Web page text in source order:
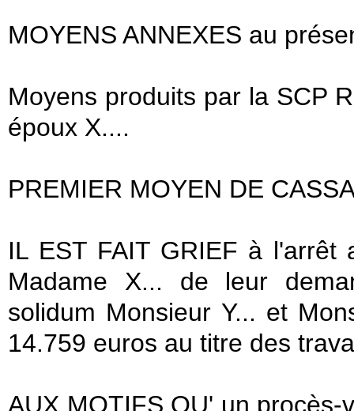
MOYENS ANNEXES au
Moyens produits par la SCP
époux X....
PREMIER MOYEN DE
IL EST FAIT GRIEF à l'arrêt
Madame X... de leur
solidum Monsieur Y... et
14.759 euros au titre des
AUX MOTIFS QU' un